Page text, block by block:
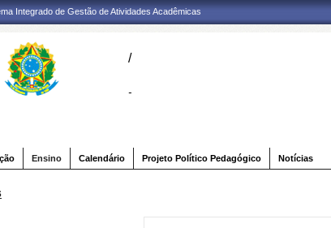
Integrado de Gestão de Atividades Acadêmicas
/
-
Ensino Calendário Projeto Político Pedagógico Notícias